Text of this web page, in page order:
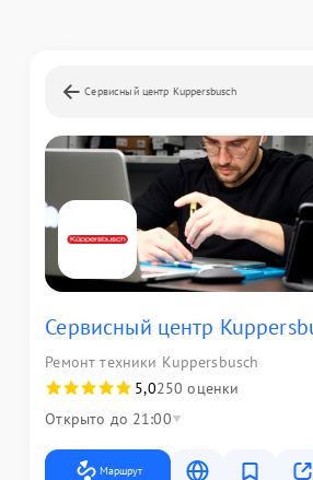
Сервисный центр Kuppersbusch
Сервисный центр
Ремонт техники Kuppersbusch
5,0250 оценки
Открыто до 21:00
Маршрут